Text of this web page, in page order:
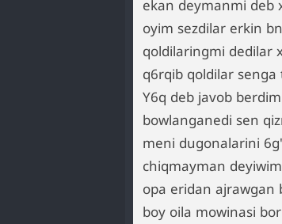
ekan deymanmi deb
oyim sezdilar erkin
qoldilaringmi dedilar
q6rqib qoldilar
Y6q deb javob
bowlanganedi sen
meni dugonalarini
chiqmayman
opa eridan ajrawgan
boy oila mowinasi